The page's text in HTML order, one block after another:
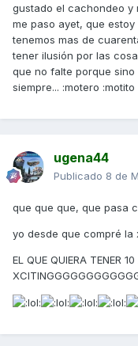
gustado el cachondeo y
me paso ayet, que
tenemos mas de
tener ilusión por las
que no falte porque sino
siempre... :motero :motito
ugena44
Publicado 8 de
que que que, que pasa
yo desde que compré la
EL QUE QUIERA TENER